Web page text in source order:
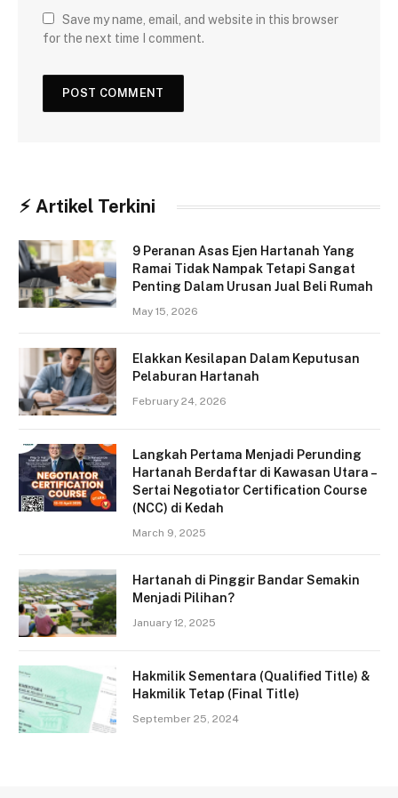
Save my name, email, and website in this browser
for the next time I comment.
⚡︎ Artikel Terkini
9 Peranan Asas Ejen Hartanah Yang
Ramai Tidak Nampak Tetapi Sangat
Penting Dalam Urusan Jual Beli Rumah
May 15, 2026
Elakkan Kesilapan Dalam Keputusan
Pelaburan Hartanah
February 24, 2026
Langkah Pertama Menjadi Perunding
Hartanah Berdaftar di Kawasan Utara –
Sertai Negotiator Certification Course
(NCC) di Kedah
March 9, 2025
Hartanah di Pinggir Bandar Semakin
Menjadi Pilihan?
January 12, 2025
Hakmilik Sementara (Qualified Title) &
Hakmilik Tetap (Final Title)
September 25, 2024